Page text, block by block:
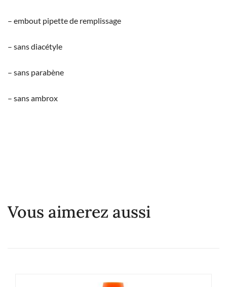
– embout pipette de remplissage
– sans diacétyle
– sans parabène
– sans ambrox
Vous aimerez aussi